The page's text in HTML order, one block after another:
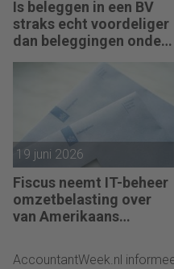
Is beleggen in een BV
straks echt voordeliger
dan beleggingen onder
19 juni 2026
Fiscus neemt IT-beheer
omzetbelasting over
van Amerikaans
AccountantWeek.nl